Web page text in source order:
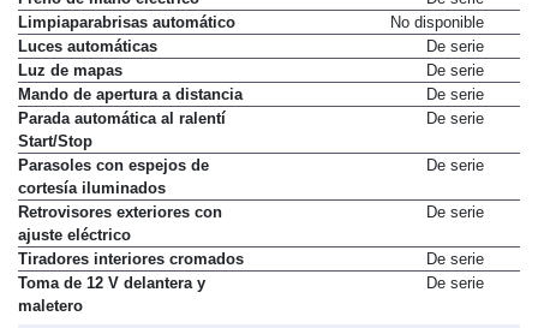
Limpiaparabrisas automático
No disponible
Luces automáticas
De serie
Luz de mapas
De serie
Mando de apertura a distancia
De serie
Parada automática al ralentí
Start/Stop
De serie
Parasoles con espejos de
cortesía iluminados
De serie
Retrovisores exteriores con
ajuste eléctrico
De serie
Tiradores interiores cromados
De serie
Toma de 12 V delantera y
maletero
De serie